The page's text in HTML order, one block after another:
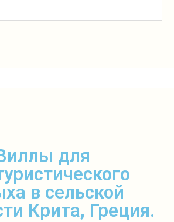
для
в сельской
Крита, Греция.